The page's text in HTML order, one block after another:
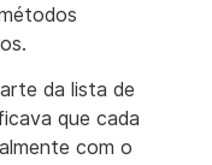
da lista de
que cada
com o